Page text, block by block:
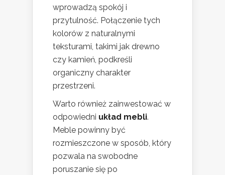
wprowadzą spokój i
przytulność. Połączenie tych
kolorów z naturalnymi
teksturami, takimi jak drewno
czy kamień, podkreśli
organiczny charakter
przestrzeni.
Warto również zainwestować w
odpowiedni układ mebli.
Meble powinny być
rozmieszczone w sposób, który
pozwala na swobodne
poruszanie się po